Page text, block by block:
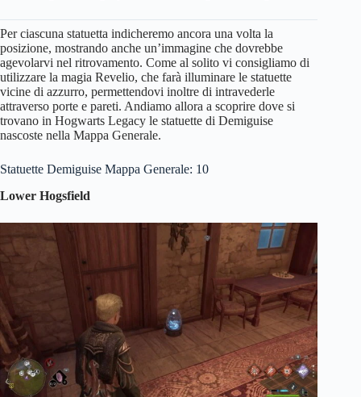
Per ciascuna statuetta indicheremo ancora una volta la
posizione, mostrando anche un’immagine che dovrebbe
agevolarvi nel ritrovamento. Come al solito vi consigliamo di
utilizzare la magia Revelio, che farà illuminare le statuette
vicine di azzurro, permettendovi inoltre di intravederle
attraverso porte e pareti. Andiamo allora a scoprire dove si
trovano in Hogwarts Legacy le statuette di Demiguise
nascoste nella Mappa Generale.
Statuette Demiguise Mappa Generale: 10
Lower Hogsfield